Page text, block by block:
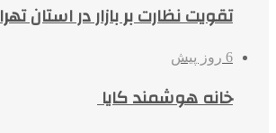
تقویت نظارت بر بازار در استان
6 روز پیش
خانه هوشمند کایا